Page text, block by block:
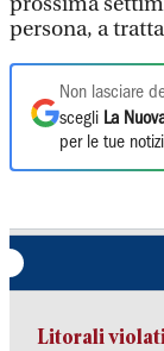
persona, a
Non lasciare
scegli La
per le tue
Litorali